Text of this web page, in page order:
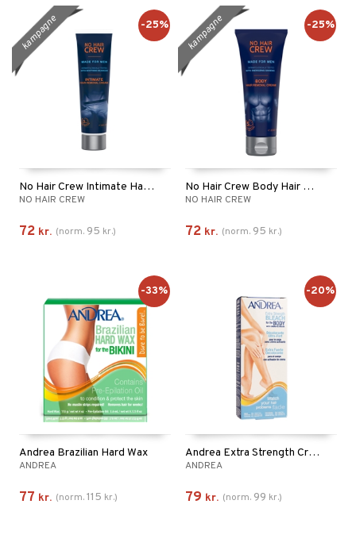
No Hair Crew Intimate Hair Removal Cream
NO HAIR CREW
72 kr. (norm. 95 kr.)
kampagne -25%
No Hair Crew Body Hair Removal Cream
NO HAIR CREW
72 kr. (norm. 95 kr.)
kampagne -25%
Andrea Brazilian Hard Wax
ANDREA
77 kr. (norm.115 kr.)
-33%
Andrea Extra Strength Creme Bleach Body
ANDREA
79 kr. (norm. 99 kr.)
-20%